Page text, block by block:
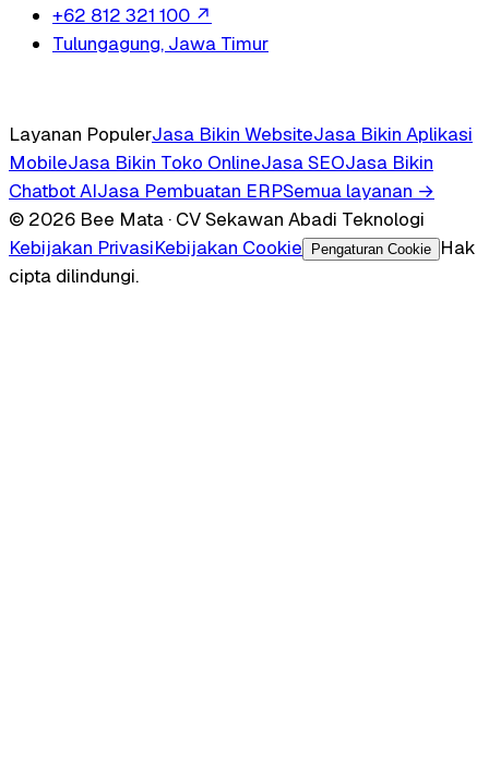
+62 812 321 100 ↗
Tulungagung, Jawa Timur
Layanan PopulerJasa Bikin WebsiteJasa Bikin Aplikasi
MobileJasa Bikin Toko OnlineJasa SEOJasa Bikin
Chatbot AIJasa Pembuatan ERPSemua layanan →
© 2026 Bee Mata · CV Sekawan Abadi Teknologi
Kebijakan PrivasiKebijakan Cookie Pengaturan Cookie
Hak
cipta dilindungi.